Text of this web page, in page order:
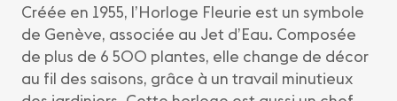
Créée en 1955, l’Horloge Fleurie est un symbole
de Genève, associée au Jet d’Eau. Composée
de plus de 6 500 plantes, elle change de décor
au fil des saisons, grâce à un travail minutieux